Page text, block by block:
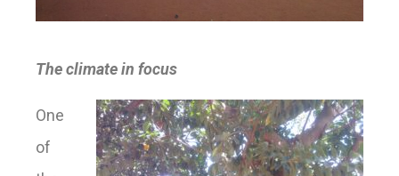
The climate in focus
One
of